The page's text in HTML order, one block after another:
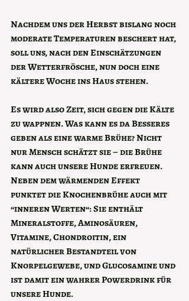
Nachdem uns der Herbst bislang noch
moderate Temperaturen beschert hat,
soll uns, nach den Einschätzungen
der Wetterfrösche, nun doch eine
kältere Woche ins Haus stehen.
Es wird also Zeit, sich gegen die Kälte
zu wappnen. Was kann es da Besseres
geben als eine warme Brühe? Nicht
nur Mensch schätzt sie – die Brühe
kann auch unsere Hunde erfreuen.
Neben dem wärmenden Effekt
punktet die Knochenbrühe auch mit
“inneren Werten“: Sie enthält
Mineralstoffe, Aminosäuren,
Vitamine, Chondroitin, ein
natürlicher Bestandteil von
Knorpelgewebe, und Glucosamine und
ist damit ein wahrer Powerdrink für
unsere Hunde.